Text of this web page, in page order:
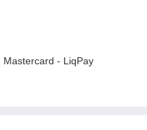
Mastercard - LiqPay